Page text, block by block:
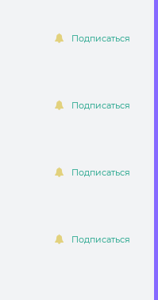
Подписаться
Подписаться
Подписаться
Подписаться